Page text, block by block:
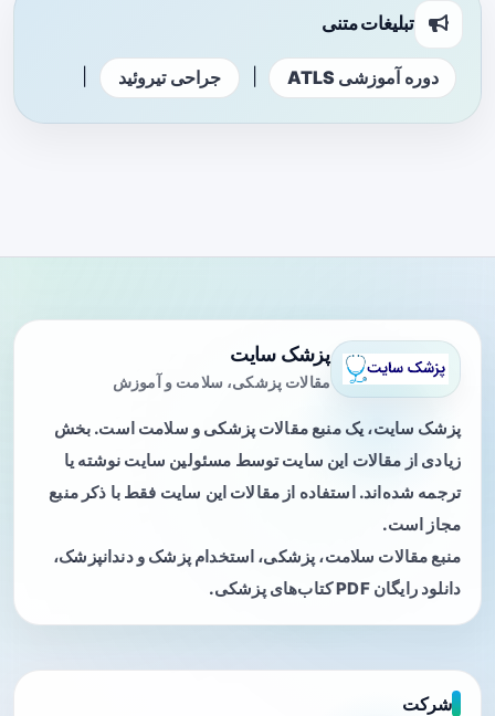
تبلیغات متنی
دوره آموزشی ATLS جراحی تیروئید
پزشک سایت
مقالات پزشکی، سلامت و آموزش
پزشک سایت، یک منبع مقالات پزشکی و سلامت است. بخش
زیادی از مقالات این سایت توسط مسئولین سایت نوشته یا
ترجمه شده‌اند. استفاده از مقالات این سایت فقط با ذکر منبع
مجاز است.
منبع مقالات سلامت، پزشکی، استخدام پزشک و دندانپزشک،
دانلود رایگان PDF کتاب‌های پزشکی.
شرکت